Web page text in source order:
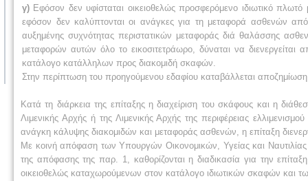
γ) Εφόσον δεν υφίσταται οικειοθελώς προσφερόμενο ιδιωτικό
εφόσον δεν καλύπτονται οι ανάγκες για τη μεταφορά ασθενών
αυξημένης συχνότητας περιστατικών μεταφοράς διά θαλάσσης
μεταφορών αυτών όλο το εικοσιτετράωρο, δύναται να διενεργείται
κατάλογο κατάλληλων προς διακομιδή σκαφών.
Στην περίπτωση του προηγούμενου εδαφίου καταβάλλεται
Κατά τη διάρκεια της επίταξης η διαχείριση του σκάφους και η
Λιμενικής Αρχής ή της Λιμενικής Αρχής της περιφέρειας
ανάγκη κάλυψης διακομιδών και μεταφοράς ασθενών, η επίταξη
Με κοινή απόφαση των Υπουργών Οικονομικών, Υγείας και Ναυτιλίας
της απόφασης της παρ. 1, καθορίζονται η διαδικασία για την
οικειοθελώς καταχωρούμενων στον κατάλογο ιδιωτικών σκαφών και